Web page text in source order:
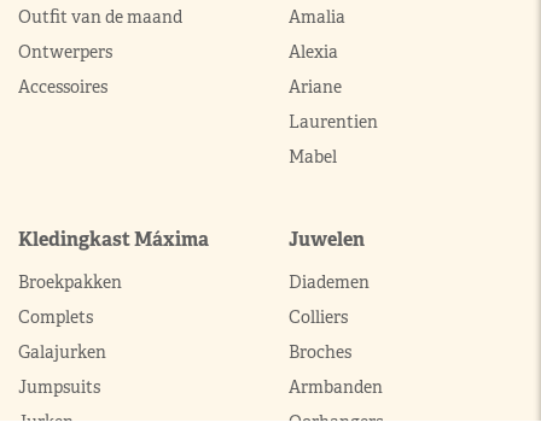
Outfit van de maand
Ontwerpers
Accessoires
Amalia
Alexia
Ariane
Laurentien
Mabel
Kledingkast Máxima
Broekpakken
Complets
Galajurken
Jumpsuits
Jurken
Juwelen
Diademen
Colliers
Broches
Armbanden
Oorhangers